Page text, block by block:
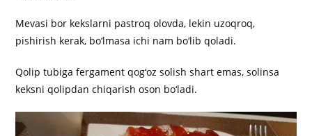
Mevasi bor kekslarni pastroq olovda, lekin uzoqroq,
pishirish kerak, bo‘lmasa ichi nam bo‘lib qoladi.
Qolip tubiga fergament qog‘oz solish shart emas, solinsa
keksni qolipdan chiqarish oson bo‘ladi.